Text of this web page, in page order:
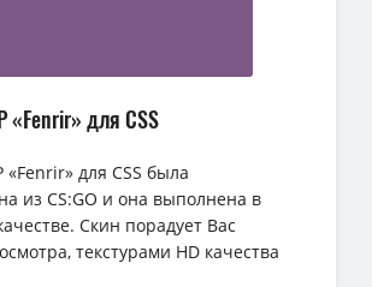
«Fenrir» для CSS
«Fenrir» для CSS была
из CS:GO и она выполнена в
Скин порадует Вас
текстурами HD качества